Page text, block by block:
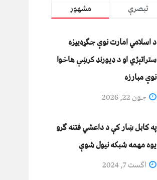
مشهور تبصرې
د اسلامي امارت نوې جګړه‌ییزه
ستراتېژي او د ډیورنډ کرښې هاخوا
نوې مبارزه
جون 22, 2026
په کابل ښار کې د داعشي فتنه ګرو
يوه مهمه شبکه نيول شوې
اگست 7, 2024